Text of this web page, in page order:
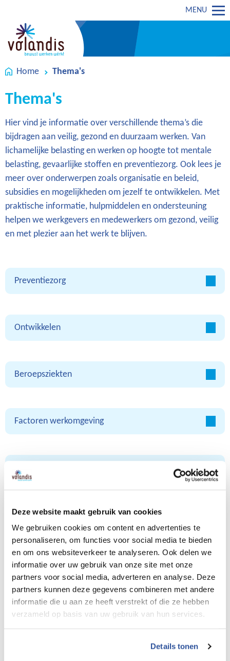
Deze website maakt gebruik van cookies
We gebruiken cookies om content en advertenties te
personaliseren, om functies voor social media te bieden
en om ons websiteverkeer te analyseren. Ook delen we
informatie over uw gebruik van onze site met onze
partners voor social media, adverteren en analyse. Deze
partners kunnen deze gegevens combineren met andere
informatie die u aan ze heeft verstrekt of die ze hebben
verzameld op basis van uw gebruik van hun services.
Details tonen
MENU
Home Thema's
Thema's
Hier vind je informatie over verschillende thema’s die
bijdragen aan veilig, gezond en duurzaam werken. Van
lichamelijke belasting en werken op hoogte tot mentale
belasting, gevaarlijke stoffen en preventiezorg. Ook lees je
meer over onderwerpen zoals organisatie en beleid,
subsidies en mogelijkheden om jezelf te ontwikkelen. Met
praktische informatie, hulpmiddelen en ondersteuning
helpen we werkgevers en medewerkers om gezond, veilig
en met plezier aan het werk te blijven.
Preventiezorg
Ontwikkelen
Beroepsziekten
Factoren werkomgeving
Gevaarlijke stoffen
Inrichting arbeidsplaats
Lichamelijke belasting